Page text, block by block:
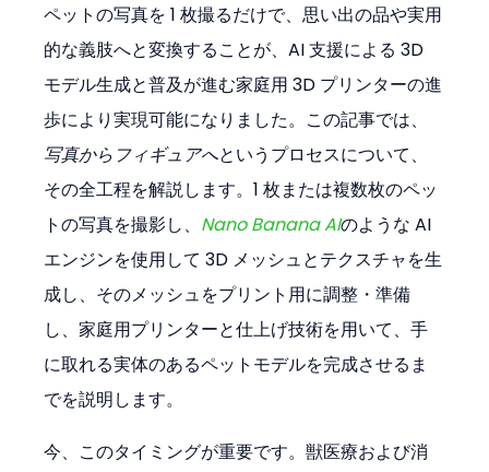
ペットの写真を 1 枚撮るだけで、思い出の品や実用
的な義肢へと変換することが、AI 支援による 3D
モデル生成と普及が進む家庭用 3D プリンターの進
歩により実現可能になりました。この記事では、
写真からフィギュアへというプロセスについて、
その全工程を解説します。1 枚または複数枚のペッ
トの写真を撮影し、 Nano Banana AIのような AI
エンジンを使用して 3D メッシュとテクスチャを生
成し、そのメッシュをプリント用に調整・準備
し、家庭用プリンターと仕上げ技術を用いて、手
に取れる実体のあるペットモデルを完成させるま
でを説明します。
今、このタイミングが重要です。獣医療および消